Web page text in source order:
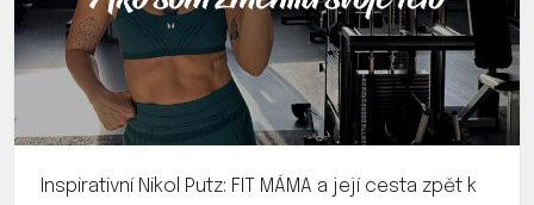
Inspirativní Nikol Putz: FIT MÁMA a její cesta zpět k